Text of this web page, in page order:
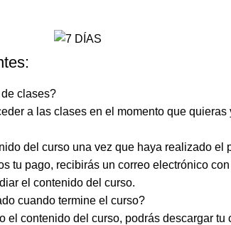
clases?
a las clases en el momento que
del curso una vez que haya realizado el
tu pago, recibirás un correo electrónico
el contenido del curso.
cuando termine el curso?
el contenido del curso, podrás descargar